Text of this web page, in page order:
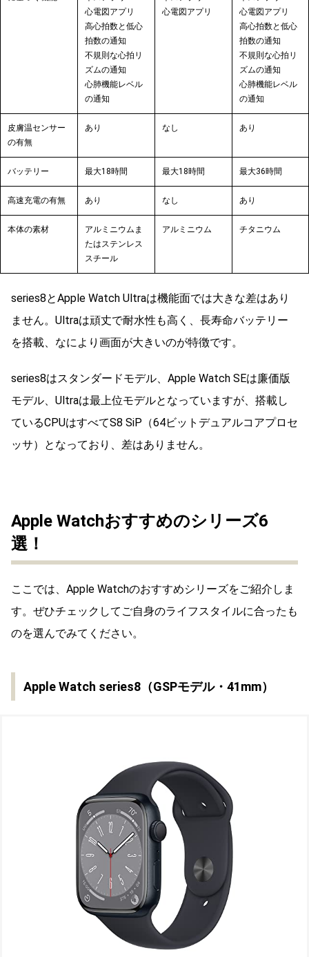
心電図アプリ
高心拍数と低心
拍数の通知
不規則な心拍 リ
ズムの通知
心肺機能レベル
の通知
心電図アプリ
心電図アプリ
高心拍数と低心
拍数の通知
不規則な心拍 リ
ズムの通知
心肺機能レベル
の通知
皮膚温センサー
の有無
あり なし あり
バッテリー 最大18時間 最大18時間 最大36時間
高速充電の有無 あり なし あり
本体の素材
アルミニウムま
たはステンレス
スチール
アルミニウム チタニウム
series8とApple Watch Ultraは機能面では大きな差はあり
ません。Ultraは頑丈で耐水性も高く、長寿命バッテリー
を搭載、なにより画面が大きいのが特徴です。
series8はスタンダードモデル、Apple Watch SEは廉価版
モデル、Ultraは最上位モデルとなっていますが、搭載し
ているCPUはすべてS8 SiP（64ビットデュアルコアプロセ
ッサ）となっており、差はありません。
Apple Watchおすすめのシリーズ6
選！
ここでは、Apple Watchのおすすめシリーズをご紹介しま
す。ぜひチェックしてご自身のライフスタイルに合ったも
のを選んでみてください。
Apple Watch series8（GSPモデル・41mm）